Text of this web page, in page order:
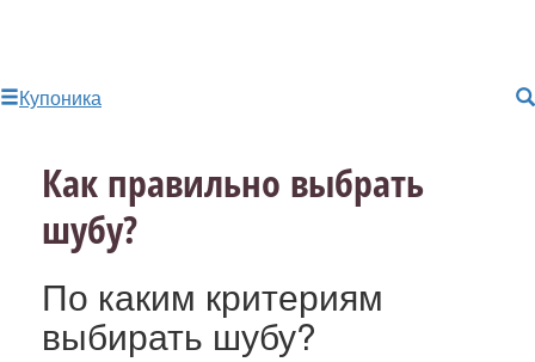
Купоника
Как правильно выбрать
шубу?
По каким критериям
выбирать шубу?